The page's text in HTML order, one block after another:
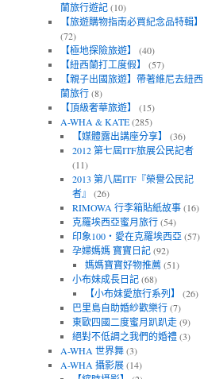
蘭旅行遊記(10)
【旅遊購物指南必買紀念品特輯】
(72)
【極地探險旅遊】
(40)
【紐西蘭打工度假】
(57)
【親子出國旅遊】帶著維尼去紐西
蘭旅行(8)
【頂級奢華旅遊】
(15)
A-WHA & KATE(285)
【媒體露出講座分享】
(36)
2012 第七屆ITF旅展公民記者
(11)
2013 第八屆ITF『榮譽公民記
者』
(26)
RIMOWA 行李箱貼紙故事(16)
克羅埃西亞蜜月旅行(54)
印象100‧愛在克羅埃西亞 (57)
孕婦媽媽 寶寶日記(92)
媽媽寶寶好物推薦(51)
小布妹成長日記(68)
【小布妹愛旅行系列】
(26)
巴里島自助婚紗歡樂行(7)
東歐四國二度蜜月趴趴走(9)
絕對不低調之我們的婚禮(3)
A-WHA 世界舞(3)
A-WHA 攝影展(14)